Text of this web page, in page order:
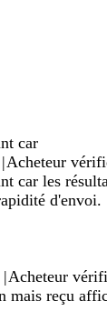
car
|Acheteur
car les
|Acheteur
mais reçu